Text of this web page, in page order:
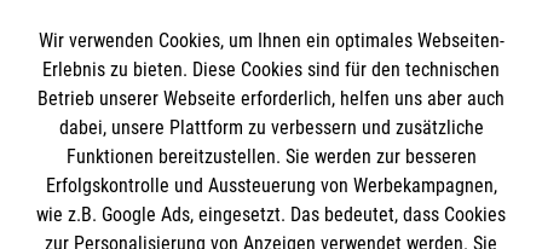
Empfänger: Malteser Hilfsdienst e.V.
IBAN: DE10 3706 0120 1201 2000 12
BIC: GENODED 1PA7
Wir verwenden Cookies, um Ihnen ein optimales Webseiten-
Erlebnis zu bieten. Diese Cookies sind für den technischen
Betrieb unserer Webseite erforderlich, helfen uns aber auch
dabei, unsere Plattform zu verbessern und zusätzliche
Funktionen bereitzustellen. Sie werden zur besseren
Erfolgskontrolle und Aussteuerung von Werbekampagnen,
wie z.B. Google Ads, eingesetzt. Das bedeutet, dass Cookies
zur Personalisierung von Anzeigen verwendet werden. Sie